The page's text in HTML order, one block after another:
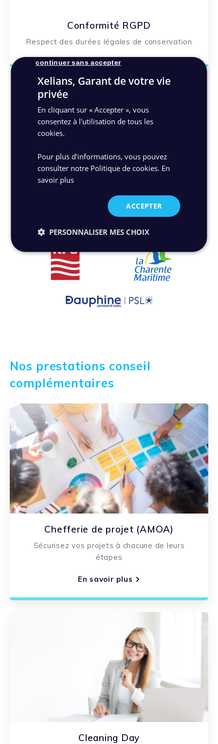
Conformité RGPD
Respect des durées légales de conservation
Ils nous font confiance
Nos prestations conseil
complémentaires
Chefferie de projet (AMOA)
Sécurisez vos projets à chacune de leurs
étapes
En savoir plus
Cleaning Day
Xelians, Garant de votre vie
privée
En cliquant sur « Accepter », vous
consentez à l'utilisation de tous les
cookies.
Pour plus d’informations, vous pouvez
consulter notre Politique de cookies. En
savoir plus
ACCEPTER
continuer sans accepter
PERSONNALISER MES CHOIX